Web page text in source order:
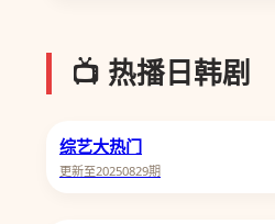
📺 热播日韩剧
综艺大热门
更新至20250829期